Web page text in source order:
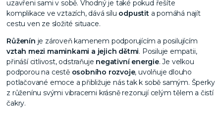
uzavřeni sami v sobě. Vhodný je také pokud řešíte
komplikace ve vztazích, dává sílu odpustita pomáhá najít
cestu ven ze složité situace.
Růženín je zároveň kamenem podporujícím a posilujícím
vztah mezi maminkami a jejich dětmi. Posiluje empatii,
přináší citlivost, odstraňuje negativní energie. Je velkou
podporou na cestě osobního rozvoje, uvolňuje dlouho
potlačované emoce a přibližuje nás tak k sobě samým. Šperky
z růženínu svými vibracemi krásně rezonují celým tělem a čistí
čakry.